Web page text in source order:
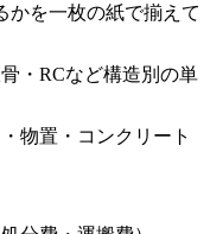
かを一枚の紙で揃えて
・RCなど構造別の単
物置・コンクリート